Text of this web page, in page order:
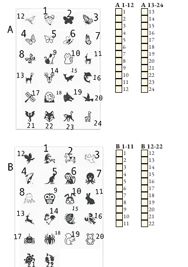
A 1-12
1
2
3
4
5
6
7
8
9
10
11
12
A 13-24
13
14
15
16
17
18
19
20
21
22
23
24
B 1-11
1
2
3
4
5
6
7
8
9
10
11
B 12-22
12
13
14
15
16
17
18
19
20
21
22